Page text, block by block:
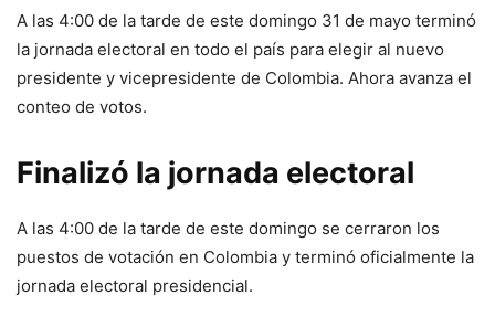
A las 4:00 de la tarde de este domingo 31 de mayo terminó
la jornada electoral en todo el país para elegir al nuevo
presidente y vicepresidente de Colombia. Ahora avanza el
conteo de votos.
Finalizó la jornada electoral
A las 4:00 de la tarde de este domingo se cerraron los
puestos de votación en Colombia y terminó oficialmente la
jornada electoral presidencial.